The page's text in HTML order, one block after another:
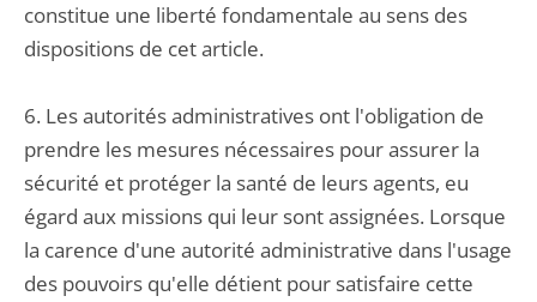
constitue une liberté fondamentale au sens des
dispositions de cet article.
6. Les autorités administratives ont l'obligation de
prendre les mesures nécessaires pour assurer la
sécurité et protéger la santé de leurs agents, eu
égard aux missions qui leur sont assignées. Lorsque
la carence d'une autorité administrative dans l'usage
des pouvoirs qu'elle détient pour satisfaire cette